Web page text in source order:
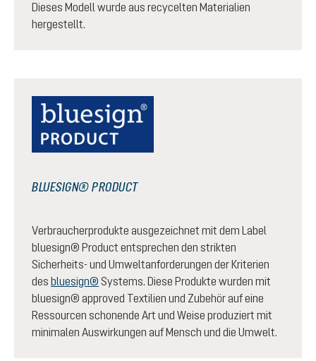
Dieses Modell wurde aus recycelten Materialien
hergestellt.
BLUESIGN® PRODUCT
Verbraucherprodukte ausgezeichnet mit dem Label
bluesign® Product entsprechen den strikten
Sicherheits- und Umweltanforderungen der Kriterien
des bluesign® Systems. Diese Produkte wurden mit
bluesign® approved Textilien und Zubehör auf eine
Ressourcen schonende Art und Weise produziert mit
minimalen Auswirkungen auf Mensch und die Umwelt.